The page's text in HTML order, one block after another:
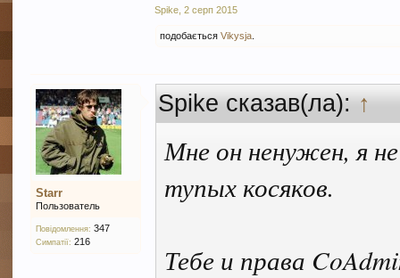
Spike ,2 серп 2015
подобаєтьсяVikysja
Starr
Пользователь
Повідомлення: 347
Симпатії: 216
Spike сказав(ла):↑
Мне он ненужен, я
тупых косяков.
Тебе и права